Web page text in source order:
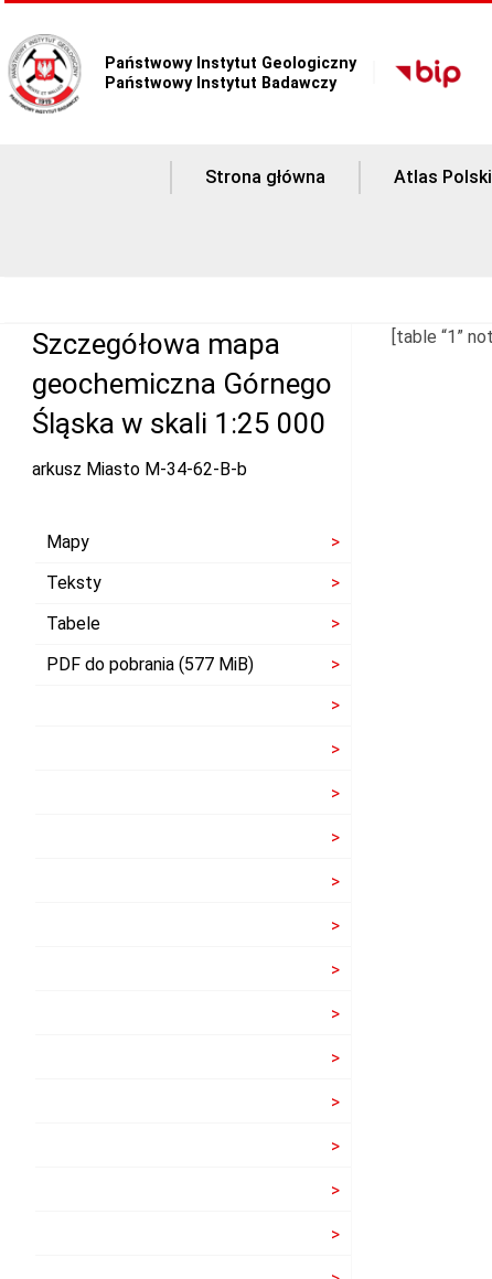
Państwowy Instytut Geologiczny
Państwowy Instytut Badawczy
Strona główna Atlas Polski
Szczegółowa mapa
geochemiczna Górnego
Śląska w skali 1:25 000
arkusz Miasto M-34-62-B-b
Mapy
Teksty
Tabele
PDF do pobrania (577 MiB)
[table “1”